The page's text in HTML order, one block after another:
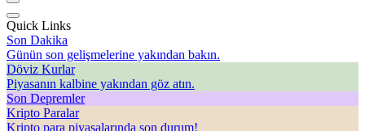
Quick Links
Son Dakika
Günün son gelişmelerine yakından bakın.
Döviz Kurlar
Piyasanın kalbine yakından göz atın.
Son Depremler
Kripto Paralar
Kripto para piyasalarında son durum!